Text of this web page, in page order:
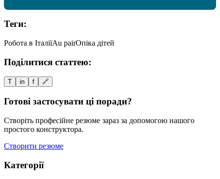
Теги:
Робота в ІталіїAu pairОпіка дітей
Поділитися статтею:
T in f 🔗
Готові застосувати ці поради?
Створіть професійне резюме зараз за допомогою нашого
простого конструктора.
Створити резюме
Категорії